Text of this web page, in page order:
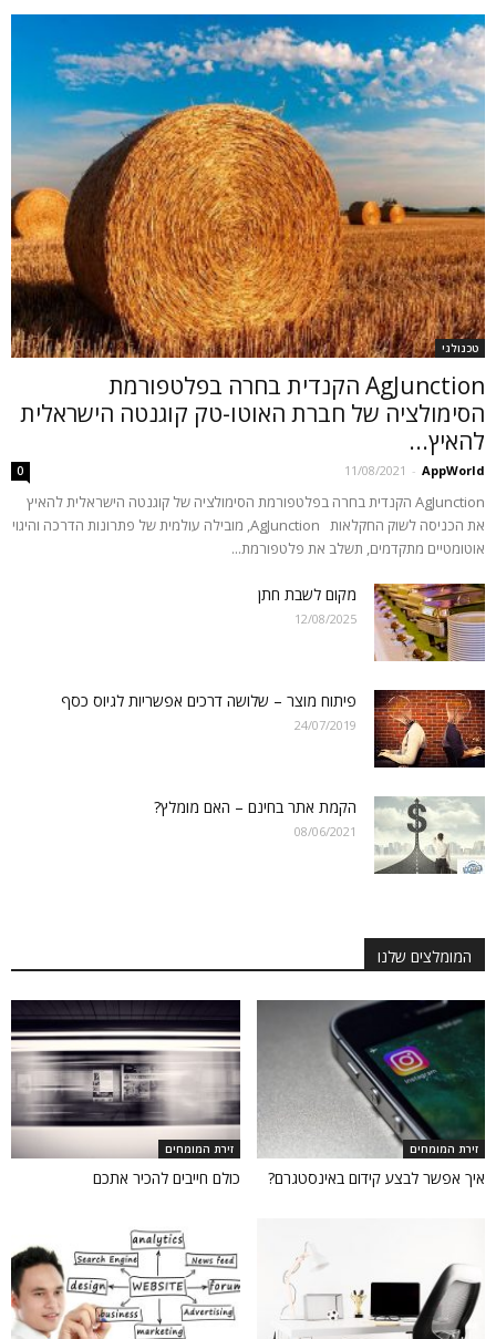
טכנולגי
AgJunction הקנדית בחרה בפלטפורמת
הסימולציה של חברת האוטו-טק קוגנטה הישראלית
להאיץ...
AppWorld
-
11/08/2021
0
AgJunction הקנדית בחרה בפלטפורמת הסימולציה של קוגנטה הישראלית להאיץ
את הכניסה לשוק החקלאות AgJunction, מובילה עולמית של פתרונות הדרכה והיגוי
אוטומטיים מתקדמים, תשלב את פלטפורמת...
מקום לשבת חתן
12/08/2025
פיתוח מוצר – שלושה דרכים אפשריות לגיוס כסף
24/07/2019
הקמת אתר בחינם – האם מומלץ?
08/06/2021
המומלצים שלנו
זירת המומחים
איך אפשר לבצע קידום באינסטגרם?
זירת המומחים
כולם חייבים להכיר אתכם